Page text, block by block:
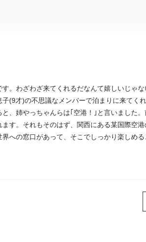
。わざわざ来てくれるだなんて嬉しいじゃ
(9才)の不思議なメンバーで泊まりに来て
、姉やっちゃんらは｢空港！｣と言いました
す。それもそのはず、関西にある某国際空
への窓口があって、そこでしっかり楽しめる